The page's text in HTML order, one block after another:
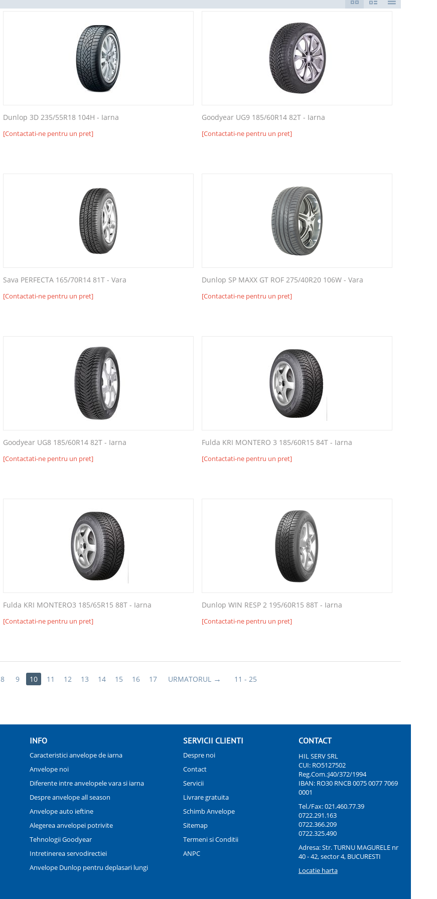
Dunlop 3D 235/55R18 104H - Iarna
[Contactati-ne pentru un pret]
Goodyear UG9 185/60R14 82T - Iarna
[Contactati-ne pentru un pret]
Sava PERFECTA 165/70R14 81T - Vara
[Contactati-ne pentru un pret]
Dunlop SP MAXX GT ROF 275/40R20 106W - Vara
[Contactati-ne pentru un pret]
Goodyear UG8 185/60R14 82T - Iarna
[Contactati-ne pentru un pret]
Fulda KRI MONTERO 3 185/60R15 84T - Iarna
[Contactati-ne pentru un pret]
Fulda KRI MONTERO3 185/65R15 88T - Iarna
[Contactati-ne pentru un pret]
Dunlop WIN RESP 2 195/60R15 88T - Iarna
[Contactati-ne pentru un pret]
8 9 10 11 12 13 14 15 16 17 URMATORUL 11 - 25
INFO
Caracteristici anvelope de iarna
Anvelope noi
Diferente intre anvelopele vara si iarna
Despre anvelope all season
Anvelope auto ieftine
Alegerea anvelopei potrivite
Tehnologii Goodyear
Intretinerea servodirectiei
Anvelope Dunlop pentru deplasari lungi
SERVICII CLIENTI
Despre noi
Contact
Servicii
Livrare gratuita
Schimb Anvelope
Sitemap
Termeni si Conditii
ANPC
CONTACT
HIL SERV SRL
CUI: RO5127502
Reg.Com.:J40/372/1994
IBAN: RO30 RNCB 0075 0077 7069
0001
Tel./Fax:021.460.77.39
0722.291.163
0722.366.209
0722.325.490
Adresa: Str. TURNU MAGURELE nr
40 - 42, sector 4, BUCURESTI
Locatie harta